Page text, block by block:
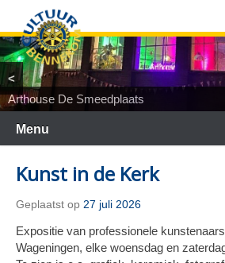
de
inhoud
Arthouse De Smeedplaats
Locatietheater ArtEZ
TiNaNiNaNi
Woest&Bijster
Tineke Roseboom en Peter Bouter
Spelgroep Bennekom. En toen waren er nul
<
Menu
Kunst in de Kerk
Geplaatst op 27 juli 2026
Expositie van professionele
Wageningen, elke woensdag en